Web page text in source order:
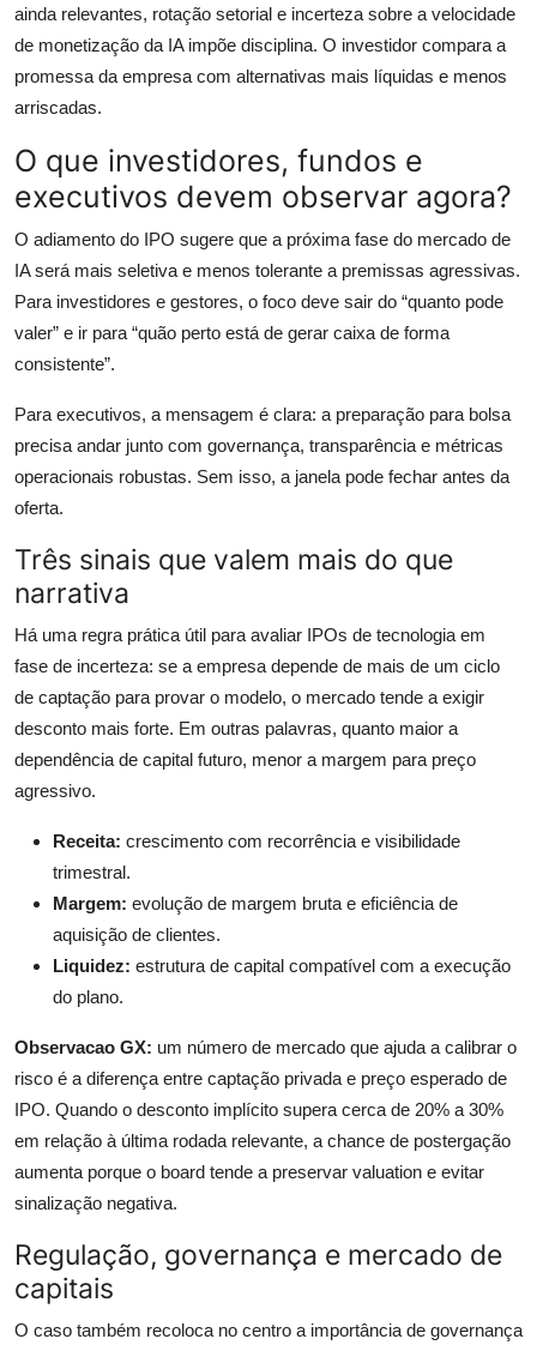
ainda relevantes, rotação setorial e incerteza sobre a velocidade
de monetização da IA impõe disciplina. O investidor compara a
promessa da empresa com alternativas mais líquidas e menos
arriscadas.
O que investidores, fundos e
executivos devem observar agora?
O adiamento do IPO sugere que a próxima fase do mercado de
IA será mais seletiva e menos tolerante a premissas agressivas.
Para investidores e gestores, o foco deve sair do “quanto pode
valer” e ir para “quão perto está de gerar caixa de forma
consistente”.
Para executivos, a mensagem é clara: a preparação para bolsa
precisa andar junto com governança, transparência e métricas
operacionais robustas. Sem isso, a janela pode fechar antes da
oferta.
Três sinais que valem mais do que
narrativa
Há uma regra prática útil para avaliar IPOs de tecnologia em
fase de incerteza: se a empresa depende de mais de um ciclo
de captação para provar o modelo, o mercado tende a exigir
desconto mais forte. Em outras palavras, quanto maior a
dependência de capital futuro, menor a margem para preço
agressivo.
Receita: crescimento com recorrência e visibilidade
trimestral.
Margem: evolução de margem bruta e eficiência de
aquisição de clientes.
Liquidez: estrutura de capital compatível com a execução
do plano.
Observacao GX: um número de mercado que ajuda a calibrar o
risco é a diferença entre captação privada e preço esperado de
IPO. Quando o desconto implícito supera cerca de 20% a 30%
em relação à última rodada relevante, a chance de postergação
aumenta porque o board tende a preservar valuation e evitar
sinalização negativa.
Regulação, governança e mercado de
capitais
O caso também recoloca no centro a importância de governança